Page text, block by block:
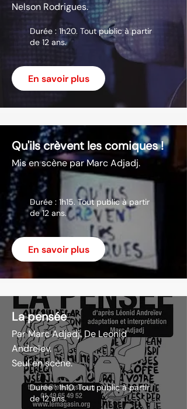
Nelson Rodrigues.
Durée : 1h20. Tout public à partir
de 12 ans.
En savoir plus
Qu'ils crèvent les comiques !
Mis en scène par Marc Adjadj.
Durée : 1h15. Tout public à partir
de 12 ans.
En savoir plus
La pensée
Par Marc Adjadj. De Leonid
Andreïev.
Seul en scène.
Durée : 1h10. Tout public à partir
de 12 ans.